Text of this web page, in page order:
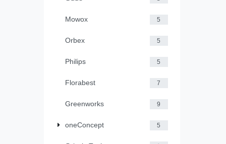
Mowox 5
Orbex 5
Philips 5
Florabest 7
Greenworks 9
oneConcept 5